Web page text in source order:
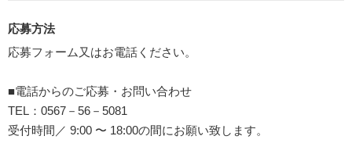
応募方法
応募フォーム又はお電話ください。
■電話からのご応募・お問い合わせ
TEL：0567－56－5081
受付時間／ 9:00 〜 18:00の間にお願い致します。